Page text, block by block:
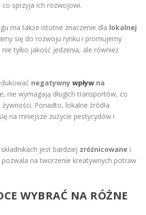
co sprzyja ich rozwojowi.
ma także istotne znaczenie dla lokalnej
się do rozwoju rynku i promujemy
tylko jakość jedzenia, ale również
negatywny wpływna
nie wymagają długich transportów, co
Ponadto, lokalne źródła
na mniejsze zużycie pestycydów i
jest bardziej zróżnicowane i
na tworzenie kreatywnych potraw
WYBRAĆ NA RÓŻNE